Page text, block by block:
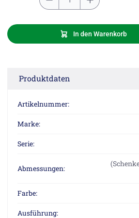
In den Warenkorb
Produktdaten
Artikelnummer:
Marke:
Serie:
Abmessungen:
Farbe:
Ausführung: